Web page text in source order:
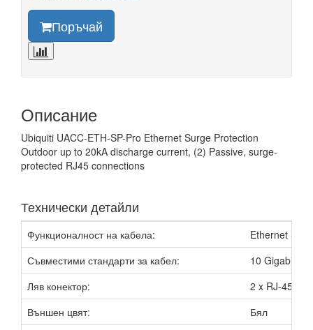
Поръчай
Описание
Ubiquiti UACC-ETH-SP-Pro Ethernet Surge Protection
Outdoor up to 20kA discharge current, (2) Passive, surge-
protected RJ45 connections
Технически детайли
Функционалност на кабела:
Ethernet
Съвместими стандарти за кабел:
10 Gigabit
Ляв конектор:
2 x RJ-45
Външен цвят:
Бял